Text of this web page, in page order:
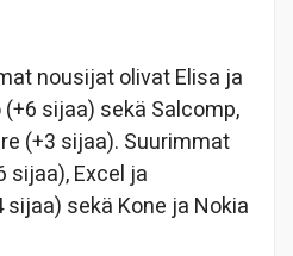
nousijat olivat Elisa ja
sijaa) sekä Salcomp,
(+3 sijaa). Suurimmat
sijaa), Excel ja
sekä Kone ja Nokia